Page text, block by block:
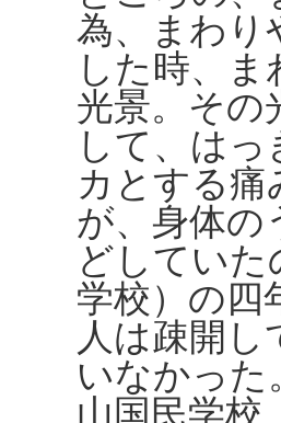
為、まわり
した時、
光景。その
して、は
カとする
が、身体の
どしてい
学校）の四
人は疎開
いなかった
山国民学校